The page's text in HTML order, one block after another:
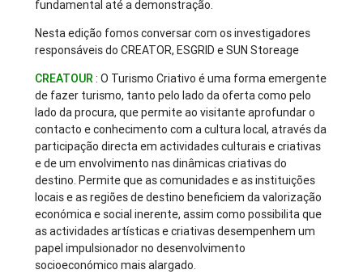
fundamental até a demonstração.
Nesta edição fomos conversar com os investigadores
responsáveis do CREATOR, ESGRID e SUN Storeage
CREATOUR: O Turismo Criativo é uma forma emergente
de fazer turismo, tanto pelo lado da oferta como pelo
lado da procura, que permite ao visitante aprofundar o
contacto e conhecimento com a cultura local, através da
participação directa em actividades culturais e criativas
e de um envolvimento nas dinâmicas criativas do
destino. Permite que as comunidades e as instituições
locais e as regiões de destino beneficiem da valorização
económica e social inerente, assim como possibilita que
as actividades artísticas e criativas desempenhem um
papel impulsionador no desenvolvimento
socioeconómico mais alargado.